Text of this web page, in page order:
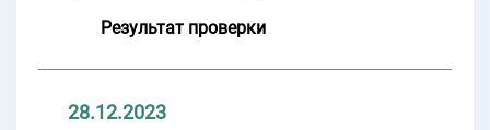
Результат проверки
28.12.2023